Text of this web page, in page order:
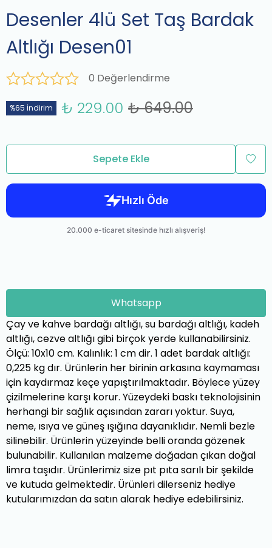
Desenler 4lü Set Taş Bardak
Altlığı Desen01
0 Değerlendirme
%65 İndirim ₺ 229.00 ₺ 649.00
Sepete Ekle
Whatsapp
Çay ve kahve bardağı altlığı, su bardağı altlığı, kadeh
altlığı, cezve altlığı gibi birçok yerde kullanabilirsiniz.
Ölçü: 10x10 cm. Kalınlık: 1 cm dir. 1 adet bardak altlığı:
0,225 kg dır. Ürünlerin her birinin arkasına kaymaması
için kaydırmaz keçe yapıştırılmaktadır. Böylece yüzey
çizilmelerine karşı korur. Yüzeydeki baskı teknolojisinin
herhangi bir sağlık açısından zararı yoktur. Suya,
neme, ısıya ve güneş ışığına dayanıklıdır. Nemli bezle
silinebilir. Ürünlerin yüzeyinde belli oranda gözenek
bulunabilir. Kullanılan malzeme doğadan çıkan doğal
limra taşıdır. Ürünlerimiz size pıt pıta sarılı bir şekilde
ve kutuda gelmektedir. Ürünleri dilerseniz hediye
kutularımızdan da satın alarak hediye edebilirsiniz.